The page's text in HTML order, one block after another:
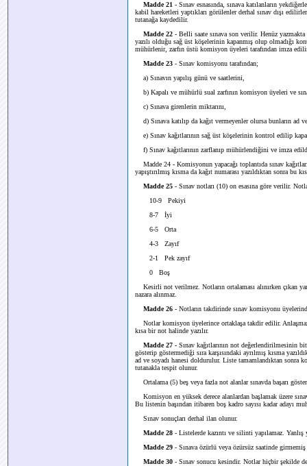
Madde 21 - Sınav esnasında, sınava katılanların
kabil hareketleri yaptıkları görülenler derhal sınav dışı
tutanağa kaydedilir.
Madde 22 - Belli saate sınava son verilir. Henüz
yazılı olduğu sağ üst köşelerinin kapanmış olup olmadığı
mühürlenir, zarfın üstü komisyon üyeleri tarafından imza
Madde 23 - Sınav komisyonu tarafından;
a) Sınavın yapılış günü ve saatlerini,
b) Kapalı ve mühürlü sual zarfının komisyon üyeleri ve
c) Sınava girenlerin miktarını,
d) Sınava katılıp da kağıt vermeyenler olursa bunların ad
e) Sınav kağıtlarının sağ üst köşelerinin kontrol edilip
f) Sınav kağıtlarının zarflanıp mühürlendiğini ve imza
Madde 24 - Komisyonun yapacağı toplantıda sınav
yapıştırılmış kısma da kağıt numarası yazıldıktan sonra bu
Madde 25 - Sınav notları (10) on esasına göre verilir.
10-9 Pekiyi
8-7 İyi
6-5 Orta
4-3 Zayıf
2-1 Pek zayıf
0 Boş
Kesirli not verilmez. Notların ortalaması alınırken çıkan
nazara alınmaz.
Madde 26 - Notların takdirinde sınav komisyonu
Notlar komisyon üyelerince ortaklaşa takdir edilir.
kısa bir not halinde yazılır.
Madde 27 - Sınav kağıtlarının not değerlendirilmesinin
gösterip göstermediği sıra karşısındaki ayrılmış kısma
ad ve soyadı hanesi doldurulur. Liste tamamlandıktan sonra
tutanakla tespit olunur.
Ortalama (5) beş veya fazla not alanlar sınavda başarı
Komisyon en yüksek derece alanlardan başlamak üzere
Bu listenin başından itibaren boş kadro sayısı kadar adayı
Sınav sonuçları derhal ilan olunur.
Madde 28 - Listelerde kazıntı ve silinti yapılamaz.
Madde 29 - Sınava özürlü veya özürsüz saatinde
Madde 30 - Sınav sonucu kesindir. Notlar hiçbir şekilde